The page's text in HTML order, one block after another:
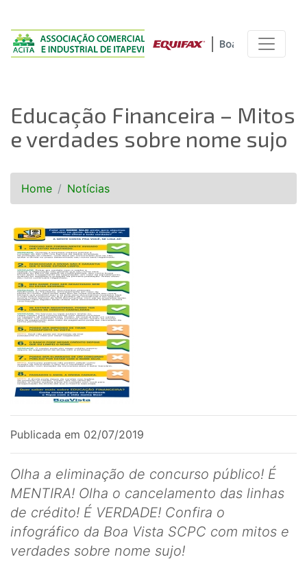
Educação Financeira – Mitos
e verdades sobre nome sujo
Home Notícias
Publicada em 02/07/2019
Olha a eliminação de concurso público! É
MENTIRA! Olha o cancelamento das linhas
de crédito! É VERDADE! Confira o
infográfico da Boa Vista SCPC com mitos e
verdades sobre nome sujo!